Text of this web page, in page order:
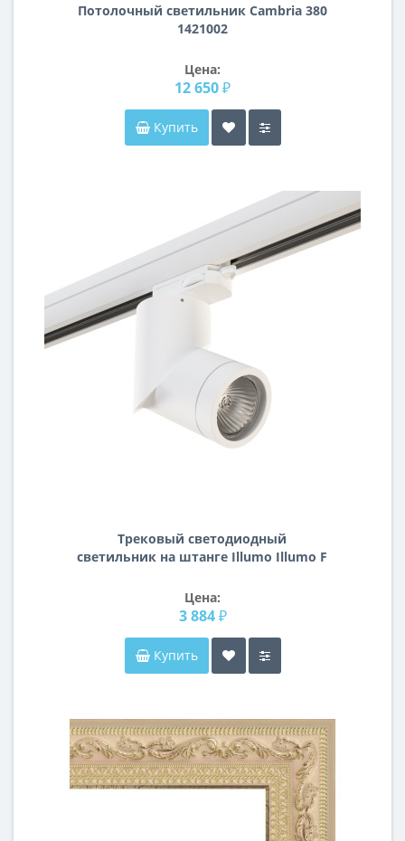
Потолочный светильник Cambria 380
1421002
Цена:
12 650 ₽
Купить
Трековый светодиодный
светильник на штанге Illumo Illumo F
Цена:
3 884 ₽
Купить